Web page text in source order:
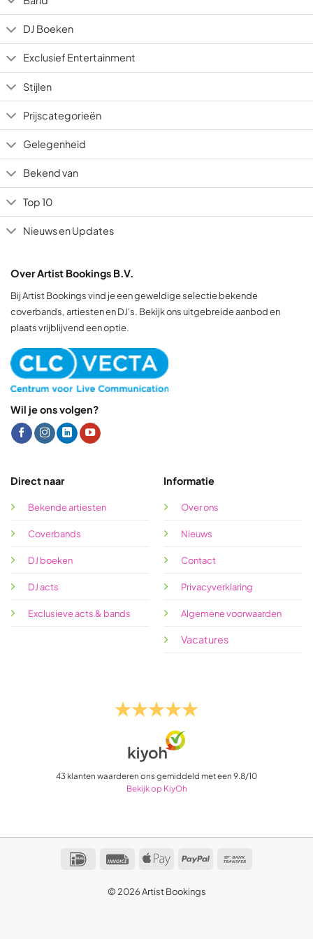
DJ Boeken
Exclusief Entertainment
Stijlen
Prijscategorieën
Gelegenheid
Bekend van
Top 10
Nieuws en Updates
Over Artist Bookings B.V.
Bij Artist Bookings vind je een geweldige selectie bekende
coverbands, artiesten en DJ's. Bekijk ons uitgebreide aanbod en
plaats vrijblijvend een optie.
Wil je ons volgen?
Direct naar
Bekende artiesten
Coverbands
DJ boeken
DJ acts
Exclusieve acts & bands
Informatie
Over ons
Nieuws
Contact
Privacyverklaring
Algemene voorwaarden
Vacatures
43 klanten waarderen ons gemiddeld met een 9.8/10
Bekijk op KiyOh
© 2026 Artist Bookings
IDeal Invoice Apple
PayPal